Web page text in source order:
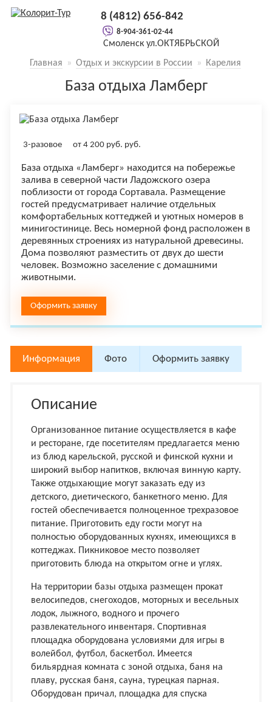
Смоленскул.ОКТЯБРЬСКОЙ
налево)
8 (4812) 656-842
8-904-361-02-44
Главная » Отдых и экскурсии в России » Карелия
База отдыха Ламберг
3-разовое от 4 200 руб. руб.
База отдыха «Ламберг» находится на побережье
залива в северной части Ладожского озера
поблизости от города Сортавала. Размещение
гостей предусматривает наличие отдельных
комфортабельных коттеджей и уютных номеров в
минигостинице. Весь номерной фонд расположен в
деревянных строениях из натуральной древесины.
Дома позволяют разместить от двух до шести
человек. Возможно заселение с домашними
животными.
Оформить заявку
Информация Фото Оформить заявку
Описание
Организованное питание осуществляется в кафе
и ресторане, где посетителям предлагается меню
из блюд карельской, русской и финской кухни и
широкий выбор напитков, включая винную карту.
Также отдыхающие могут заказать еду из
детского, диетического, банкетного меню. Для
гостей обеспечивается полноценное трехразовое
питание. Приготовить еду гости могут на
полностью оборудованных кухнях, имеющихся в
коттеджах. Пикниковое место позволяет
приготовить блюда на открытом огне и углях.
На территории базы отдыха размещен прокат
велосипедов, снегоходов, моторных и весельных
лодок, лыжного, водного и прочего
развлекательного инвентаря. Спортивная
площадка оборудована условиями для игры в
волейбол, футбол, баскетбол. Имеется
бильярдная комната с зоной отдыха, баня на
плаву, русская баня, сауна, турецкая парная.
Оборудован причал, площадка для спуска